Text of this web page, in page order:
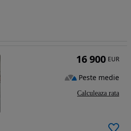
16 900 EUR
Peste medie
Calculeaza rata